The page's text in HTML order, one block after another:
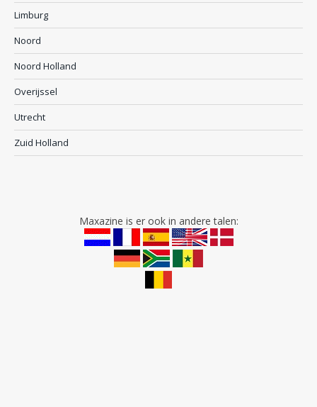
Limburg
Noord
Noord Holland
Overijssel
Utrecht
Zuid Holland
Maxazine is er ook in andere talen: